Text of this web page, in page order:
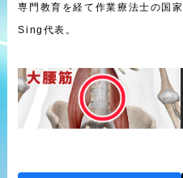
専門教育を経て作業療法士の国
Sing代表。